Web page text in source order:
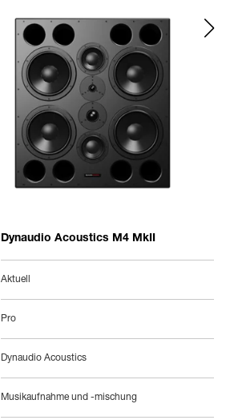
Dynaudio Acoustics M4 MkII
Aktuell
Pro
Dynaudio Acoustics
Musikaufnahme und -mischung